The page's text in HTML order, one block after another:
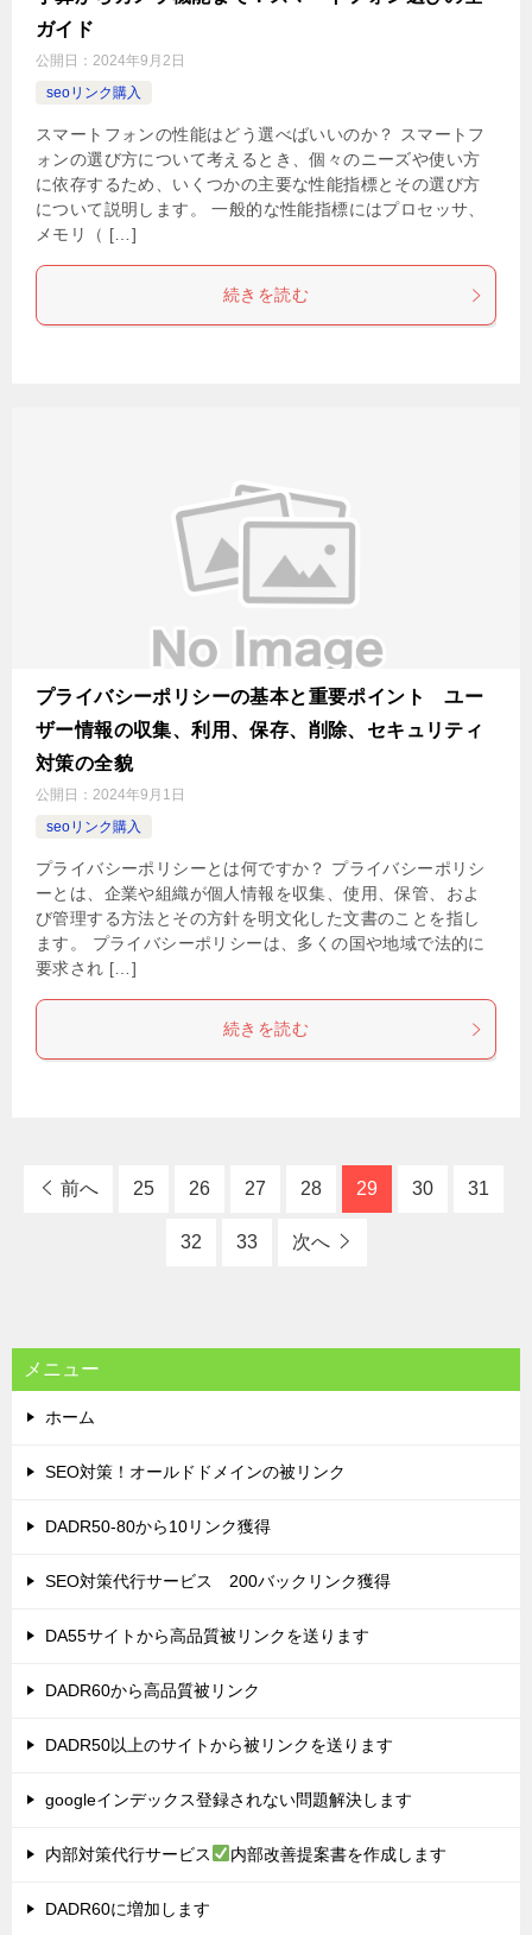
ガイド
公開日： 2024年9月2日
seoリンク購入
スマートフォンの性能はどう選べばいいのか？ スマートフ
ォンの選び方について考えるとき、個々のニーズや使い方
に依存するため、いくつかの主要な性能指標とその選び方
について説明します。 一般的な性能指標にはプロセッサ、
メモリ（ […]
続きを読む
プライバシーポリシーの基本と重要ポイント ユー
ザー情報の収集、利用、保存、削除、セキュリティ
対策の全貌
公開日： 2024年9月1日
seoリンク購入
プライバシーポリシーとは何ですか？ プライバシーポリシ
ーとは、企業や組織が個人情報を収集、使用、保管、およ
び管理する方法とその方針を明文化した文書のことを指し
ます。 プライバシーポリシーは、多くの国や地域で法的に
要求され […]
続きを読む
前へ 25 26 27 28 29 30 31
32 33 次へ
メニュー
ホーム
SEO対策！オールドドメインの被リンク
DADR50-80から10リンク獲得
SEO対策代行サービス 200バックリンク獲得
DA55サイトから高品質被リンクを送ります
DADR60から高品質被リンク
DADR50以上のサイトから被リンクを送ります
googleインデックス登録されない問題解決します
内部対策代行サービス 内部改善提案書を作成します
DADR60に増加します